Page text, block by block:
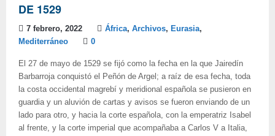
DE 1529
7 febrero, 2022 África, Archivos, Eurasia,
Mediterráneo
0
El 27 de mayo de 1529 se fijó como la fecha en la que Jairedín
Barbarroja conquistó el Peñón de Argel; a raíz de esa fecha, toda
la costa occidental magrebí y meridional española se pusieron en
guardia y un aluvión de cartas y avisos se fueron enviando de un
lado para otro, y hacia la corte española, con la emperatriz Isabel
al frente, y la corte imperial que acompañaba a Carlos V a Italia,